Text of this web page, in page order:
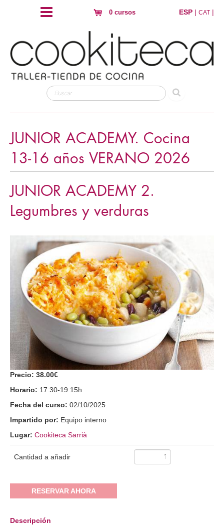
0 cursos ESP | CAT |
JUNIOR ACADEMY. Cocina
13-16 años VERANO 2026
JUNIOR ACADEMY 2.
Legumbres y verduras
Precio: 38.00€
Horario: 17:30-19:15h
Fecha del curso: 02/10/2025
Impartido por: Equipo interno
Lugar: Cookiteca Sarrià
Cantidad a añadir
RESERVAR AHORA
Descripción